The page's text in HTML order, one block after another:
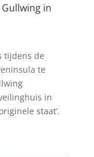
in
tijdens de
te
in
staat’.